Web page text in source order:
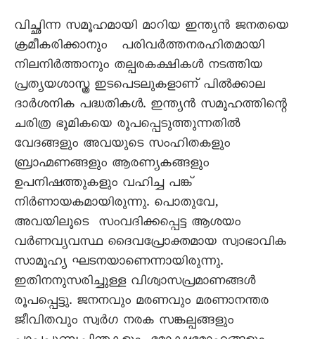
വിച്ഛിന്ന സമൂഹമായി മാറിയ ഇന്ത്യൻ ജനതയെ
ക്രമീകരിക്കാനും പരിവർത്തനരഹിതമായി
നിലനിർത്താനും തല്പരകക്ഷികൾ നടത്തിയ
പ്രത്യയശാസ്ത്ര ഇടപെടലുകളാണ് പിൽക്കാല
ദാർശനിക പദ്ധതികൾ. ഇന്ത്യൻ സമൂഹത്തിന്റെ
ചരിത്ര ഭൂമികയെ രൂപപ്പെടുത്തുന്നതിൽ
വേദങ്ങളും അവയുടെ സംഹിതകളും
ബ്രാഹ്മണങ്ങളും ആരണ്യകങ്ങളും
ഉപനിഷത്തുകളും വഹിച്ച പങ്ക്
നിർണായകമായിരുന്നു. പൊതുവേ,
അവയിലൂടെ സംവദിക്കപ്പെട്ട ആശയം
വർണവ്യവസ്ഥ ദൈവപ്രോക്തമായ സ്വാഭാവിക
സാമൂഹ്യ ഘടനയാണെന്നായിരുന്നു.
ഇതിനനുസരിച്ചുള്ള വിശ്വാസപ്രമാണങ്ങൾ
രൂപപ്പെട്ടു. ജനനവും മരണവും മരണാനന്തര
ജീവിതവും സ്വർഗ നരക സങ്കല്പങ്ങളും